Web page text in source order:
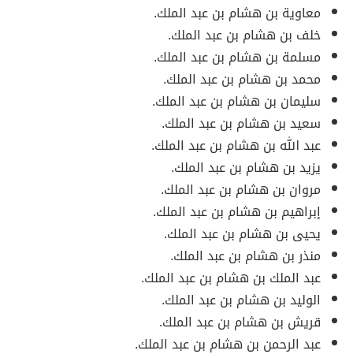
معاوية بن هشام بن عبد الملك.
خلف بن هشام بن عبد الملك.
مسلمة بن هشام بن عبد الملك.
محمد بن هشام بن عبد الملك.
سليمان بن هشام بن عبد الملك.
سعيد بن هشام بن عبد الملك.
عبد الله بن هشام بن عبد الملك.
يزيد بن هشام بن عبد الملك.
مروان بن هشام بن عبد الملك.
إبراهيم بن هشام بن عبد الملك.
يحيى بن هشام بن عبد الملك.
منذر بن هشام بن عبد الملك.
عبد الملك بن هشام بن عبد الملك.
الوليد بن هشام بن عبد الملك.
قريش بن هشام بن عبد الملك.
عبد الرحمن بن هشام بن عبد الملك.